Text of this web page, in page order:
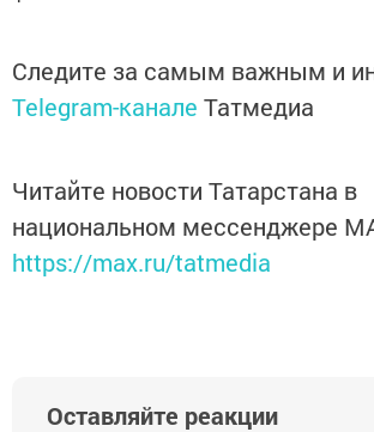
Следите за самым важным и
Telegram-канале Татмедиа
Читайте новости Татарстана в
национальном мессенджере
https://max.ru/tatmedia
Оставляйте реакции